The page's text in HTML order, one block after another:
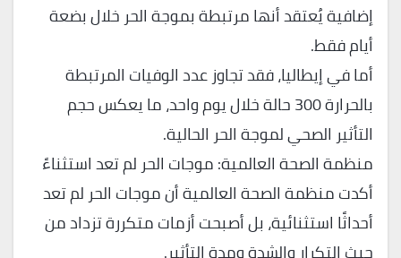
إضافية يُعتقد أنها مرتبطة بموجة الحر خلال بضعة
أيام فقط.
أما في إيطاليا، فقد تجاوز عدد الوفيات المرتبطة
بالحرارة 300 حالة خلال يوم واحد، ما يعكس حجم
التأثير الصحي لموجة الحر الحالية.
منظمة الصحة العالمية: موجات الحر لم تعد استثناءً
أكدت منظمة الصحة العالمية أن موجات الحر لم تعد
أحداثًا استثنائية، بل أصبحت أزمات متكررة تزداد من
حيث التكرار والشدة ومدة التأثير.